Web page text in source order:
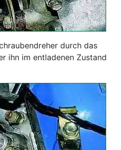
durch das
ihn im entladenen Zustand